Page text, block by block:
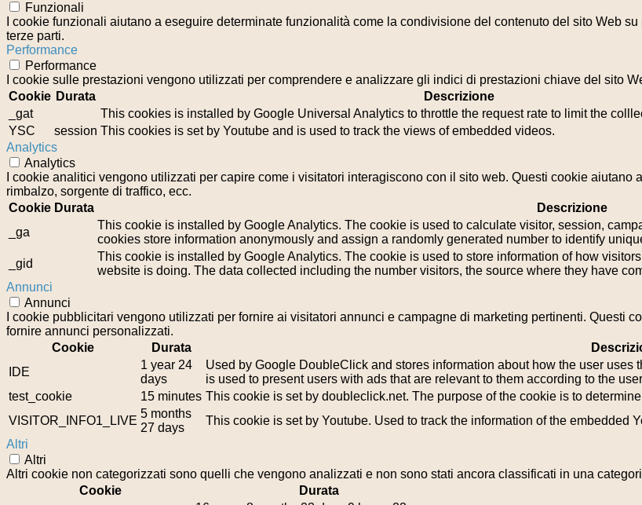
Funzionali
I cookie funzionali aiutano a eseguire determinate funzionalità come la condivisione del contenuto del sito Web
terze parti.
Performance
Performance
I cookie sulle prestazioni vengono utilizzati per comprendere e analizzare gli indici di prestazioni chiave del sito
Cookie Durata
Descrizione
_gat
This cookies is installed by Google Universal Analytics to throttle the request rate to limit the
YSC
session This cookies is set by Youtube and is used to track the views of embedded videos.
Analytics
Analytics
I cookie analitici vengono utilizzati per capire come i visitatori interagiscono con il sito web. Questi cookie
rimbalzo, sorgente di traffico, ecc.
Cookie Durata
Descrizione
_ga
This cookie is installed by Google Analytics. The cookie is used to calculate visitor, session,
cookies store information anonymously and assign a randomly generated number to identify
_gid
This cookie is installed by Google Analytics. The cookie is used to store information of how
website is doing. The data collected including the number visitors, the source where they have
Annunci
Annunci
I cookie pubblicitari vengono utilizzati per fornire ai visitatori annunci e campagne di marketing pertinenti. Questi
fornire annunci personalizzati.
Cookie
Durata
IDE
1 year 24
days
Used by Google DoubleClick and stores information about how the user
is used to present users with ads that are relevant to them according to the
test_cookie
15 minutes This cookie is set by doubleclick.net. The purpose of the cookie is to
VISITOR_INFO1_LIVE
5 months
27 days
This cookie is set by Youtube. Used to track the information of the embedded
Altri
Altri
Altri cookie non categorizzati sono quelli che vengono analizzati e non sono stati ancora classificati in una
Cookie
Durata